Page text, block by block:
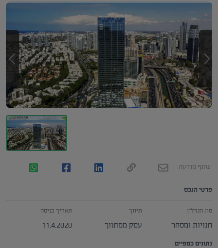
שתף מודעה:
פרטי הנכס
סוג הנדל"ן
חנויות ומסחר
תיווך
עסק ממתווך
תאריך כניסה
11.4.2020
נתונים כספיים